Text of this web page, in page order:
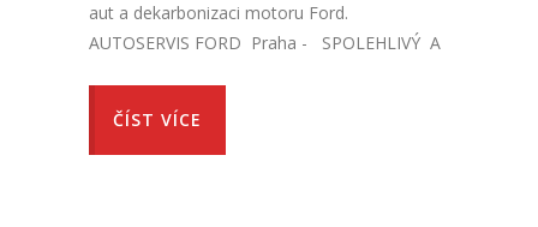
aut a dekarbonizaci motoru Ford.
AUTOSERVIS FORD Praha - SPOLEHLIVÝ A
ČÍST VÍCE